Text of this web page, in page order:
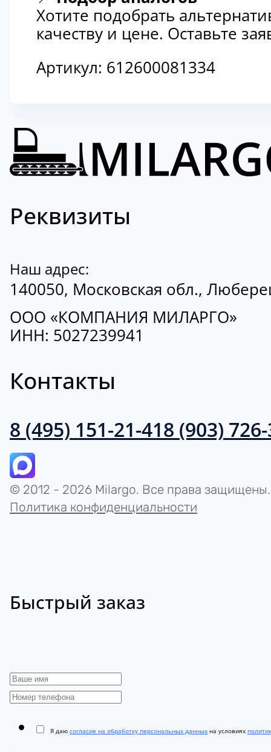
Хотите подобрать
качеству и цене. Оставьте
Артикул: 612600081334
Реквизиты
Наш адрес:
140050, Московская обл.,
ООО «КОМПАНИЯ МИЛАРГО»
ИНН: 5027239941
Контакты
8 (495) 151-21-418 (903)
© 2012 - 2026 Milargo. Все права защищены.
Политика конфиденциальности
Быстрый заказ
Я даю согласие на обработку персональных данных на условиях